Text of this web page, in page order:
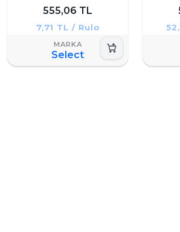
555,06 TL
7,71 TL / Rulo
Select